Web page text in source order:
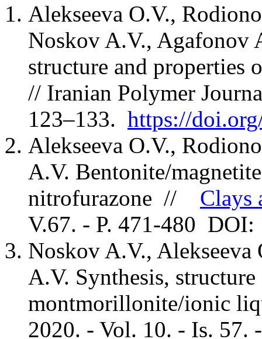
Alekseeva O.V.,
Noskov A.V., Agafonov
structure and properties
// Iranian Polymer
123–133. https://
Alekseeva O.V.,
A.V. Bentonite/
nitrofurazone // Clays
V.67. - P. 471-480 DOI:
Noskov A.V., Alekseeva
A.V. Synthesis,
montmorillonite/ionic
2020. - Vol. 10. - Is.